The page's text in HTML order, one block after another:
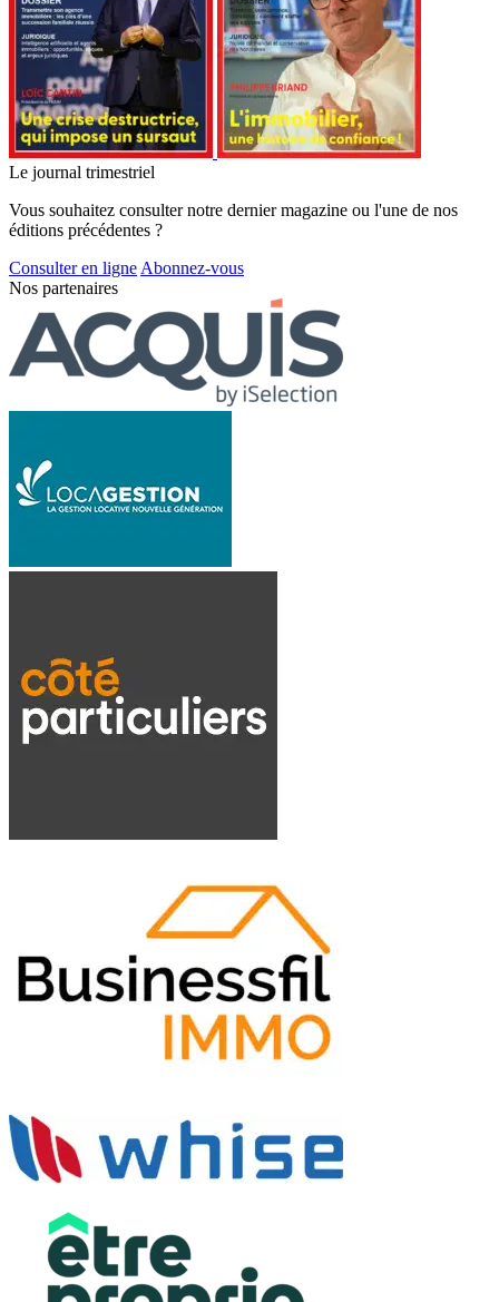
Le journal trimestriel
Vous souhaitez consulter notre dernier magazine ou l'une de nos
éditions précédentes ?
Consulter en ligne Abonnez-vous
Nos partenaires